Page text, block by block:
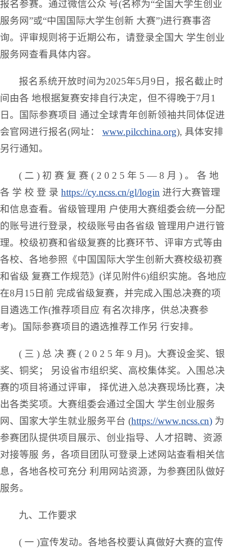
报名参赛。通过微信公众 号(名称为“全国大学生创业
服务网”或“中国国际大学生创新 大赛”)进行赛事咨
询。评审规则将于近期公布，请登录全国大 学生创业
服务网查看具体内容。
报名系统开放时间为2025年5月9日，报名截止时
间由各 地根据复赛安排自行决定，但不得晚于7月1
日。国际参赛项目 通过全球青年创新领袖共同体促进
会官网进行报名(网址： www.pilcchina.org), 具体安排
另行通知。
( 二 ) 初 赛 复 赛 ( 2 0 2 5 年 5 — 8 月 ) 。 各 地
各 学 校 登 录 https://cy.ncss.cn/gl/login 进行大赛管理
和信息查看。省级管理用 户使用大赛组委会统一分配
的账号进行登录，校级账号由各省级 管理用户进行管
理。校级初赛和省级复赛的比赛环节、评审方式等由
各校、各地参照《中国国际大学生创新大赛校级初赛
和省级 复赛工作规范》(详见附件6)组织实施。各地应
在8月15日前 完成省级复赛，并完成入围总决赛的项
目遴选工作(推荐项目应 有名次排序，供总决赛参
考)。国际参赛项目的遴选推荐工作另 行安排。
( 三 ) 总 决 赛 ( 2 0 2 5 年 9 月)。大赛设金奖、银
奖、铜奖； 另设省市组织奖、高校集体奖。入围总决
赛的项目将通过评审， 择优进入总决赛现场比赛，决
出各类奖项。大赛组委会通过全国大 学生创业服务
网、国家大学生就业服务平台 (https://www.ncss.cn) 为
参赛团队提供项目展示、创业指导、人才招聘、资源
对接等服 务，各项目团队可登录上述网站查看相关信
息，各地各校可充分 利用网站资源，为参赛团队做好
服务。
九、工作要求
( 一 )宣传发动。各地各校要认真做好大赛的宣传